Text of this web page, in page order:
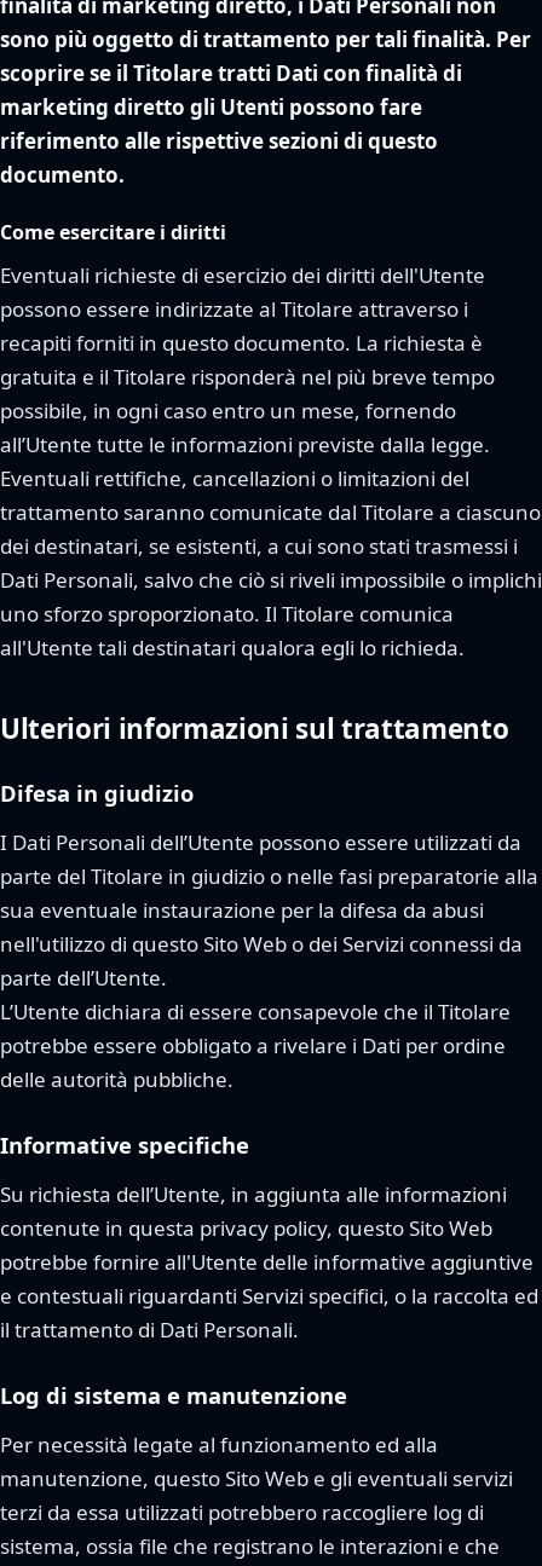
sono più oggetto di trattamento per tali finalità. Per
scoprire se il Titolare tratti Dati con finalità di
marketing diretto gli Utenti possono fare
riferimento alle rispettive sezioni di questo
documento.
Come esercitare i diritti
Eventuali richieste di esercizio dei diritti dell'Utente
possono essere indirizzate al Titolare attraverso i
recapiti forniti in questo documento. La richiesta è
gratuita e il Titolare risponderà nel più breve tempo
possibile, in ogni caso entro un mese, fornendo
all’Utente tutte le informazioni previste dalla legge.
Eventuali rettifiche, cancellazioni o limitazioni del
trattamento saranno comunicate dal Titolare a ciascuno
dei destinatari, se esistenti, a cui sono stati trasmessi i
Dati Personali, salvo che ciò si riveli impossibile o implichi
uno sforzo sproporzionato. Il Titolare comunica
all'Utente tali destinatari qualora egli lo richieda.
Ulteriori informazioni sul trattamento
Difesa in giudizio
I Dati Personali dell’Utente possono essere utilizzati da
parte del Titolare in giudizio o nelle fasi preparatorie alla
sua eventuale instaurazione per la difesa da abusi
nell'utilizzo di questo Sito Web o dei Servizi connessi da
parte dell’Utente.
L’Utente dichiara di essere consapevole che il Titolare
potrebbe essere obbligato a rivelare i Dati per ordine
delle autorità pubbliche.
Informative specifiche
Su richiesta dell’Utente, in aggiunta alle informazioni
contenute in questa privacy policy, questo Sito Web
potrebbe fornire all'Utente delle informative aggiuntive
e contestuali riguardanti Servizi specifici, o la raccolta ed
il trattamento di Dati Personali.
Log di sistema e manutenzione
Per necessità legate al funzionamento ed alla
manutenzione, questo Sito Web e gli eventuali servizi
terzi da essa utilizzati potrebbero raccogliere log di
sistema, ossia file che registrano le interazioni e che